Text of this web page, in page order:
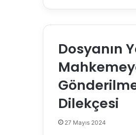
Dosyanın
Dilekçesi
27 Mayıs 2024